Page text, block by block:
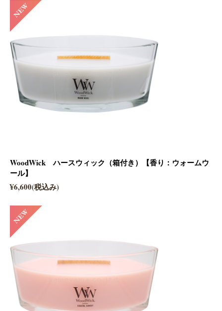
WoodWick ハースウィック（箱付き）【香り：ウォームウ
ール】
¥6,600(税込み)